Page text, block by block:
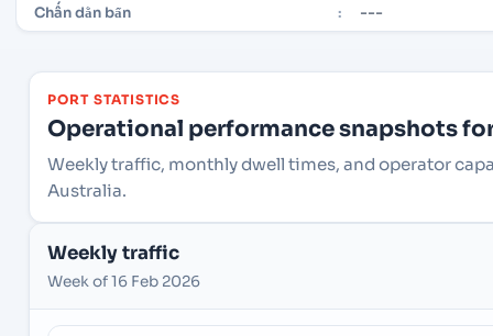
Chấn dằn bẩn : ---
PORT STATISTICS
Operational performance snapshots
Weekly traffic, monthly dwell times, and operator
Australia.
Weekly traffic
Week of 16 Feb 2026